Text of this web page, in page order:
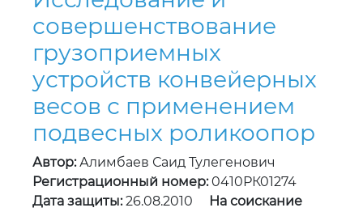
совершенствование
грузоприемных
устройств конвейерных
весов с применением
подвесных роликоопор
Автор:Алимбаев Саид Тулегенович
Регистрационный номер:0410РК01274
Дата защиты:26.08.2010
На соискание